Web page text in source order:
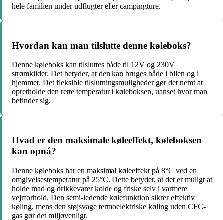
hele familien under udflugter eller campingture.
Hvordan kan man tilslutte denne køleboks?
Denne køleboks kan tilsluttes både til 12V og 230V
strømkilder. Det betyder, at den kan bruges både i bilen og i
hjemmet. Det fleksible tilslutningsmuligheder gør det nemt at
opretholde den rette temperatur i køleboksen, uanset hvor man
befinder sig.
Hvad er den maksimale køleeffekt, køleboksen
kan opnå?
Denne køleboks har en maksimal køleeffekt på 8°C ved en
omgivelsestemperatur på 25°C. Dette betyder, at det er muligt at
holde mad og drikkevarer kolde og friske selv i varmere
vejrforhold. Den semi-ledende kølefunktion sikrer effektiv
køling, mens den støjsvage termoelektriske køling uden CFC-
gas gør det miljøvenligt.